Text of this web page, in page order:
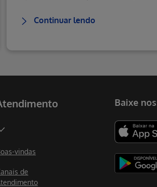
Continuar lendo
vindas
de
Baixe